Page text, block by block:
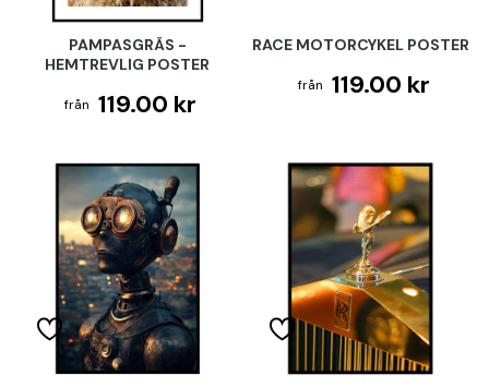
PAMPASGRÄS -
HEMTREVLIG POSTER
119.00 kr
RACE MOTORCYKEL POSTER
119.00 kr